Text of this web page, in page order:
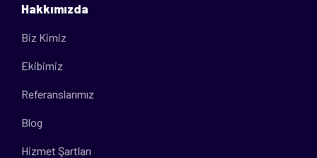
Hakkımızda
Biz Kimiz
Ekibimiz
Referanslarımız
Blog
Hizmet Şartları